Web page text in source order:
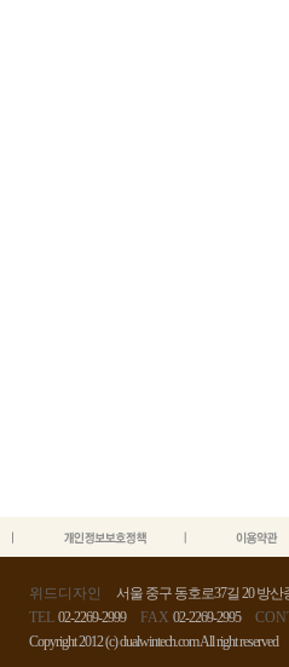
위드디자인
서울 중구 동호로37길 20 방산
TEL 02-2269-2999 FAX 02-2269-2995
Copyright 2012 (c) dualwintech.com All right reserved